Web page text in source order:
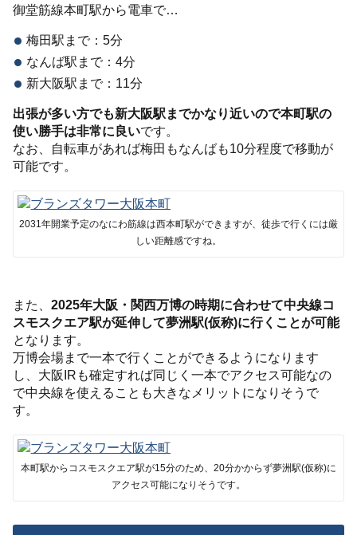
御堂筋線本町駅から電車で…
梅田駅まで：5分
なんば駅まで：4分
新大阪駅まで：11分
出張が多い方でも新大阪駅までかなり近いので本町駅の
使い勝手は非常に良いです。
なお、自転車があれば梅田もなんばも10分程度で移動が
可能です。
2031年開業予定のなにわ筋線は西本町駅ができますが、徒歩で行くには厳
しい距離感ですね。
また、2025年大阪・関西万博の時期に合わせて中央線コ
スモスクエア駅が延伸して夢洲駅(仮称)に行くことが可能
となります。
万博会場まで一本で行くことができるようになります
し、大阪IRも確定すれば同じく一本でアクセス可能なの
で中央線を使えることも大きなメリットになりそうで
す。
本町駅からコスモスクエア駅が15分のため、20分かからず夢洲駅(仮称)に
アクセス可能になりそうです。